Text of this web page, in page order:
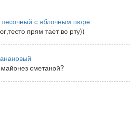
песочный с яблочным пюре
прям тает во рту))
сметаной?